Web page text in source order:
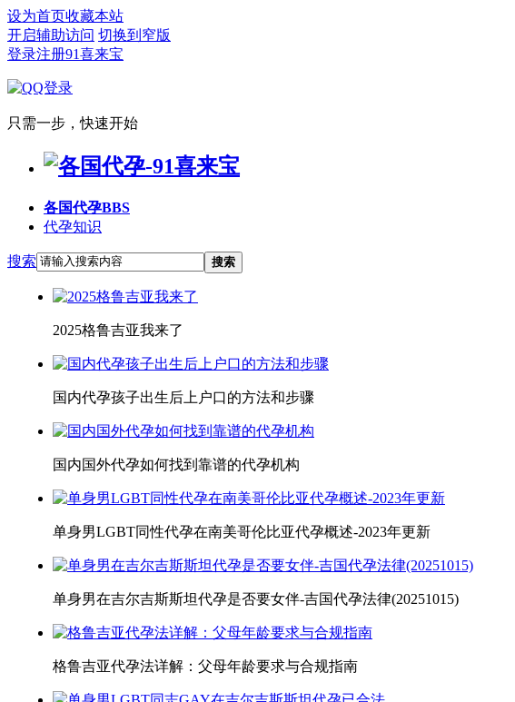
设为首页收藏本站
开启辅助访问 切换到窄版
登录注册91喜来宝
只需一步，快速开始
各国代孕BBS
代孕知识
搜索 搜索
2025格鲁吉亚我来了
国内代孕孩子出生后上户口的方法和步骤
国内国外代孕如何找到靠谱的代孕机构
单身男LGBT同性代孕在南美哥伦比亚代孕概述-2023年更新
单身男在吉尔吉斯斯坦代孕是否要女伴-吉国代孕法律(20251015)
格鲁吉亚代孕法详解：父母年龄要求与合规指南